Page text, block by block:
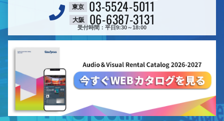
東京 03-5524-5011
大阪 06-6387-3131
受付時間：平日9:30～18:00